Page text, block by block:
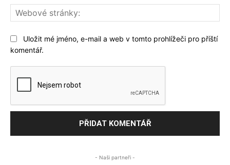
Uložit mé jméno, e-mail a web v tomto prohlížeči pro příští
komentář.
- Naši partneři -